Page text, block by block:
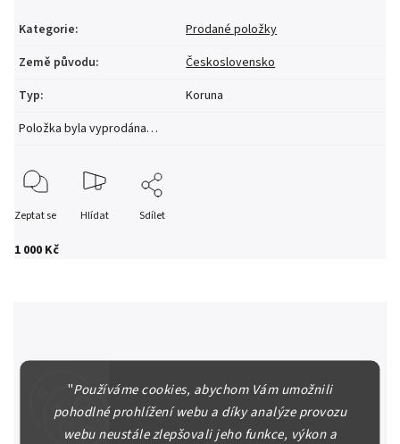
"Používáme cookies, abychom Vám umožnili
pohodlné prohlížení webu a díky analýze provozu
webu neustále zlepšovali jeho funkce, výkon a
1 000 Kč
Kategorie:
Prodané položky
Země původu:
Československo
Typ:
Koruna
Položka byla vyprodána…
Zeptat se Hlídat Sdílet
Náš kolektiv specialistů a znalců se Vám bude plně věnovat.
Posoudíme kvalitu a pravost Vašeho materiálu, prodáme v naší
aukci nebo Vám poradíme kam investovat.